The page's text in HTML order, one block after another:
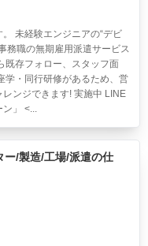
未経験エンジニアの“デビ
務職の無期雇用派遣サービス
既存フォロー、スタッフ面
学・同行研修があるため、営
ンジできます! 実施中 LINE
」 <...
ー/製造/工場/派遣の仕